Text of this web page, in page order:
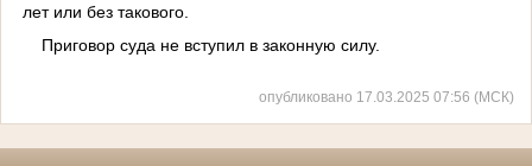
лет или без такового.
Приговор суда не вступил в законную силу.
опубликовано 17.03.2025 07:56 (МСК)